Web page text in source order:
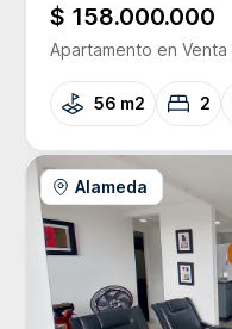
$ 158.000.000
Apartamento en Venta
56 m2 2
Alameda